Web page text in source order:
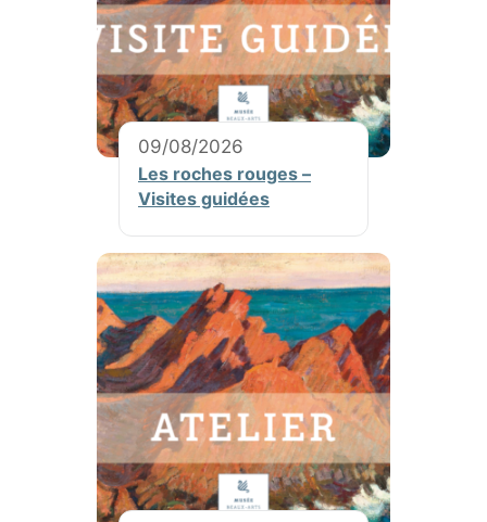
09/08/2026
Les roches rouges –
Visites guidées